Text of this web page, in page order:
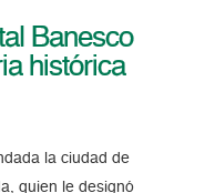
Banesco
histórica
la ciudad de
quien le designó